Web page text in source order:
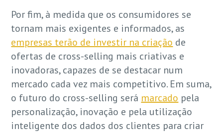
Por fim, à medida que os consumidores se
tornam mais exigentes e informados, as
empresas terão de investir na criação de
ofertas de cross-selling mais criativas e
inovadoras, capazes de se destacar num
mercado cada vez mais competitivo. Em suma,
o futuro do cross-selling será marcado pela
personalização, inovação e pela utilização
inteligente dos dados dos clientes para criar